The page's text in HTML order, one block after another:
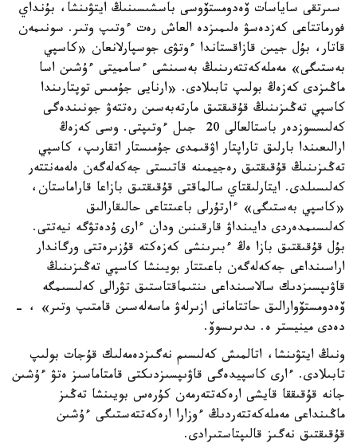
سىرتقى ساياسات ۆەدومستۆوسى باسشىسىنىڭ ايتۋىنشا، بۇنداي
فورماتتاعى كەزدەسۋ ەلىمىزدە العاش رەت ءوتىپ وتىر. سونىمەن
قاتار، بۇل جيىن قازاقستاندا ءوتۋى جوسپارلانعان «كاسپي
بەستىگى» مەملەكەتتەرىنىڭ بەسىنشى ءسامميتى ءۇشىن اسا
ماڭىزدى كەزەڭ بولىپ تابىلادى. «ارنايى جۇمىس توپتارىندا
كاسپي تەڭىزىنىڭ قۇقىقتىق مارتەبەسىن رەتتەۋ جونىندەگى
كەلىسسوزدەر باستالعالى 20 جىل ءوتىپتى. وسى كەزەڭ
ارالىعىندا بارلىق تاراپتار اۋقىمدى جۇمىستار اتقارىپ، كاسپي
تەڭىزىنىڭ قۇقىقتىق رەجيمىنە قاتىستى جەكەلەگەن ەلەمەنتتەر
كەلىسىلدى. ايتارلىقتاي سالماقتى قۇقىقتىق بازاعا قاراماستان،
«كاسپي بەستىگى» ءارتۇرلى باعىتتاعى حالىقارالىق
كەلىسىمدەردى دايىنداۋ قارقىنىن ودان ءارى ۇدەتۋگە نيەتتى.
بۇل قۇقىقتىق بازا ەڭ ءبىرىنشى كەزەكتە قۇزىرەتتى ورگاندار
اراسىنداعى جەكەلەگەن باعىتتار بويىنشا كاسپي تەڭىزىنىڭ
قاۋىپسىزدىك سالاسىنداعى ىنتىماقتاستىق تۋرالى كەلىسىمگە
ۆەدومستۆوارالىق حاتتامانى ازىرلەۋ ماسەلەسىن قامتىپ وتىر» ، -
دەدى مينيستر ە. ىدىرىسوۆ.
ونىڭ ايتۋىنشا، اتالمىش كەلىسىم نەگىزدەمەلىك قۇجات بولىپ
تابىلادى. ءارى كاسپيدەگى قاۋىپسىزدىكتى قامتاماسىز ەتۋ ءۇشىن
جانە قۇقىققا قايشى ارەكەتتەرمەن كۇرەس بويىنشا تەڭىز
ماڭىنداعى مەملەكەتتەردىڭ ءوزارا ارەكەتتەستىگى ءۇشىن
قۇقىقتىق نەگىز قالىپتاستىرادى.